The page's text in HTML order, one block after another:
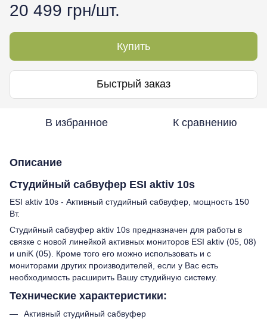
20 499 грн/шт.
Купить
Быстрый заказ
В избранное К сравнению
Описание
Студийный сабвуфер ESI aktiv 10s
ESI aktiv 10s - Активный студийный сабвуфер, мощность 150
Вт.
Студийный сабвуфер aktiv 10s предназначен для работы в
связке с новой линейкой активных мониторов ESI aktiv (05, 08)
и uniK (05). Кроме того его можно использовать и с
мониторами других производителей, если у Вас еcть
необходимость расширить Вашу студийную систему.
Технические характеристики:
Активный студийный сабвуфер